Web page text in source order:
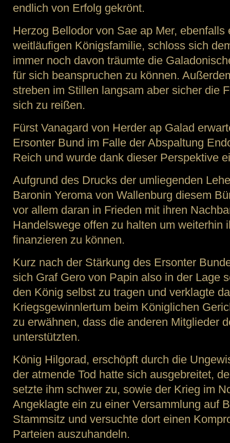
endlich von Erfolg gekrönt.
Herzog Bellodor von Sae ap Mer, ebenfalls
weitläufigen Königsfamilie, schloss sich
immer noch davon träumte die
für sich beanspruchen zu können.
streben im Stillen langsam aber sicher die
sich zu reißen.
Fürst Vanagard von Herder ap Galad
Ersonter Bund im Falle der Abspaltung
Reich und wurde dank dieser Perspektive
Aufgrund des Drucks der umliegenden
Baronin Yeroma von Wallenburg diesem
vor allem daran in Frieden mit ihren
Handelswege offen zu halten um weiterhin
finanzieren zu können.
Kurz nach der Stärkung des Ersonter
sich Graf Gero von Papin also in der Lage
den König selbst zu tragen und verklagte
Kriegsgewinnlertum beim Königlichen
zu erwähnen, dass die anderen Mitglieder
unterstützten.
König Hilgorad, erschöpft durch die
der atmende Tod hatte sich ausgebreitet,
setzte ihm schwer zu, sowie der Krieg im
Angeklagte ein zu einer Versammlung auf
Stammsitz und versuchte dort einen
Parteien auszuhandeln.